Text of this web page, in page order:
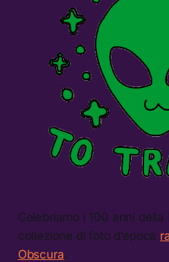
Celebriamo i 100 anni
collezione di foto d’epoca
Obscura.